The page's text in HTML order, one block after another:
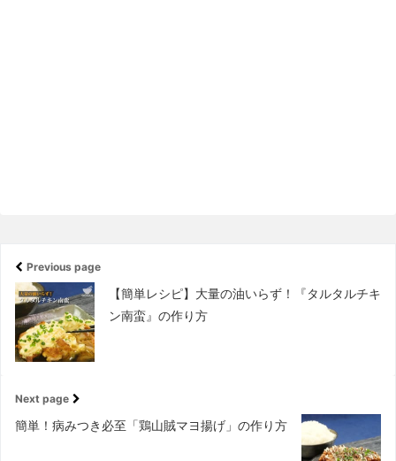
Previous page
【簡単レシピ】大量の油いらず！『タルタルチキ
ン南蛮』の作り方
Next page
簡単！病みつき必至「鶏山賊マヨ揚げ」の作り方